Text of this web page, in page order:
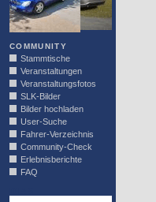
COMMUNITY
Stammtische
Veranstaltungen
Veranstaltungsfotos
SLK-Bilder
Bilder hochladen
User-Suche
Fahrer-Verzeichnis
Community-Check
Erlebnisberichte
FAQ